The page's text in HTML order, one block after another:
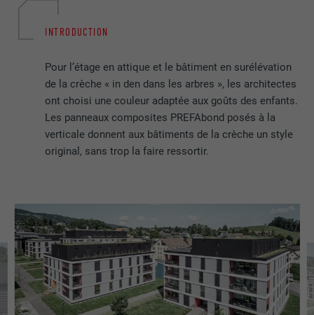
INTRODUCTION
Pour l’étage en attique et le bâtiment en surélévation
de la crèche « in den dans les arbres », les architectes
ont choisi une couleur adaptée aux goûts des enfants.
Les panneaux composites PREFAbond posés à la
verticale donnent aux bâtiments de la crèche un style
original, sans trop la faire ressortir.